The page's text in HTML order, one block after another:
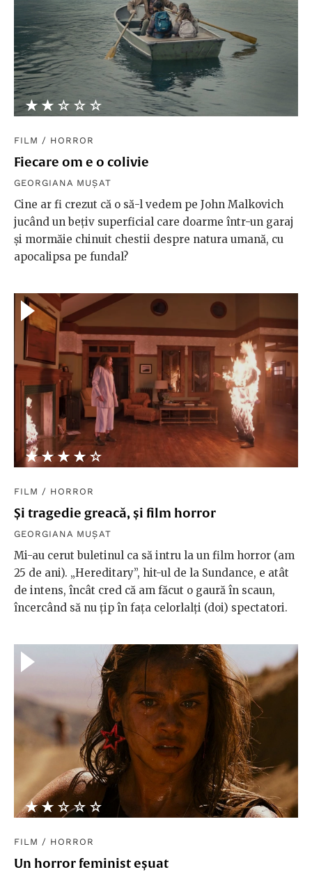
★★★★★
☆☆☆☆☆
FILM / HORROR
Fiecare om e o colivie
GEORGIANA MUȘAT
Cine ar fi crezut că o să-l vedem pe John Malkovich
jucând un bețiv superficial care doarme într-un garaj
și mormăie chinuit chestii despre natura umană, cu
apocalipsa pe fundal?
★★★★★
☆☆☆☆☆
FILM / HORROR
Și tragedie greacă, și film horror
GEORGIANA MUȘAT
Mi-au cerut buletinul ca să intru la un film horror (am
25 de ani). „Hereditary”, hit-ul de la Sundance, e atât
de intens, încât cred că am făcut o gaură în scaun,
încercând să nu țip în fața celorlalți (doi) spectatori.
★★★★★
☆☆☆☆☆
FILM / HORROR
Un horror feminist eșuat